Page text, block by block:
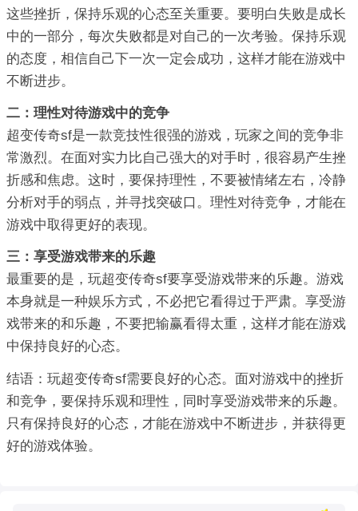
这些挫折，保持乐观的心态至关重要。要明白失败是成长
中的一部分，每次失败都是对自己的一次考验。保持乐观
的态度，相信自己下一次一定会成功，这样才能在游戏中
不断进步。
二：理性对待游戏中的竞争
超变传奇sf是一款竞技性很强的游戏，玩家之间的竞争非
常激烈。在面对实力比自己强大的对手时，很容易产生挫
折感和焦虑。这时，要保持理性，不要被情绪左右，冷静
分析对手的弱点，并寻找突破口。理性对待竞争，才能在
游戏中取得更好的表现。
三：享受游戏带来的乐趣
最重要的是，玩超变传奇sf要享受游戏带来的乐趣。游戏
本身就是一种娱乐方式，不必把它看得过于严肃。享受游
戏带来的和乐趣，不要把输赢看得太重，这样才能在游戏
中保持良好的心态。
结语：玩超变传奇sf需要良好的心态。面对游戏中的挫折
和竞争，要保持乐观和理性，同时享受游戏带来的乐趣。
只有保持良好的心态，才能在游戏中不断进步，并获得更
好的游戏体验。